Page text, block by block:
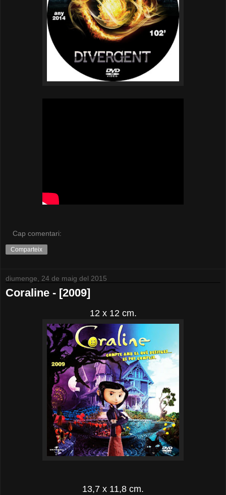
Cap comentari:
Comparteix
diumenge, 24 de maig del 2015
Coraline - [2009]
12 x 12 cm.
13,7 x 11,8 cm.